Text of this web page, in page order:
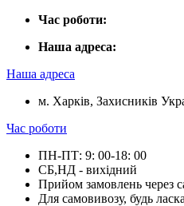
Час роботи:
Наша адреса:
Наша адреса
м. Харків, Захисників
Час роботи
ПН-ПТ: 9: 00-18: 00
СБ,НД - вихідний
Прийом замовлень через
Для самовивозу, будь